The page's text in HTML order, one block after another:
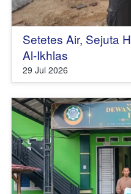
Setetes Air, Sejuta
Al-Ikhlas
29 Jul 2026